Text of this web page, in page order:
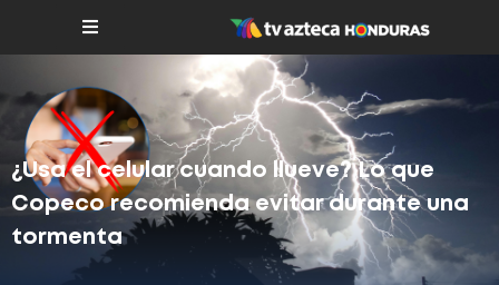
¿Usa el celular cuando llueve? Lo que
Copeco recomienda evitar durante una
tormenta